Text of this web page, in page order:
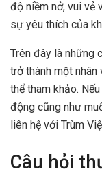
độ niềm nở, vui vẻ
sự yêu thích của
Trên đây là những
trở thành một nhân
thể tham khảo.
động cũng như
liên hệ với Trùm
Câu hỏi